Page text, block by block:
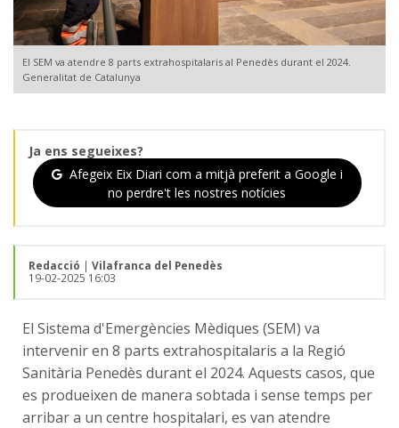
El SEM va atendre 8 parts extrahospitalaris al Penedès durant el 2024.
Generalitat de Catalunya
Ja ens segueixes?
Afegeix Eix Diari com a mitjà preferit a Google i
no perdre't les nostres notícies
Redacció | Vilafranca del Penedès
19-02-2025 16:03
El Sistema d'Emergències Mèdiques (SEM) va
intervenir en 8 parts extrahospitalaris a la Regió
Sanitària Penedès durant el 2024. Aquests casos, que
es produeixen de manera sobtada i sense temps per
arribar a un centre hospitalari, es van atendre